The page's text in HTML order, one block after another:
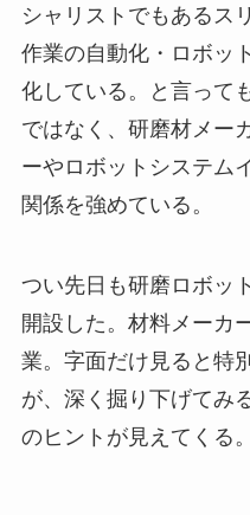
シャリストでもあるス
作業の自動化・ロボッ
化している。と言って
ではなく、研磨材メー
ーやロボットシステム
関係を強めている。
つい先日も研磨ロボッ
開設した。材料メーカ
業。字面だけ見ると特
が、深く掘り下げてみ
のヒントが見えてくる。